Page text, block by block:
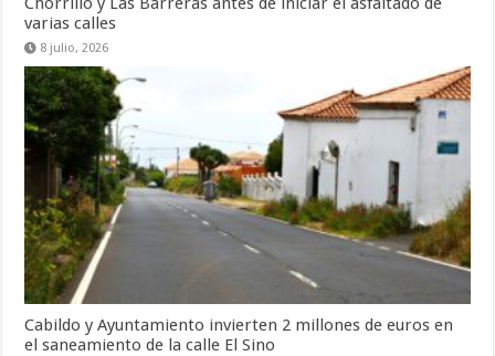
varias calles
8 julio, 2026
Cabildo y Ayuntamiento invierten 2 millones de euros en
el saneamiento de la calle El Sino